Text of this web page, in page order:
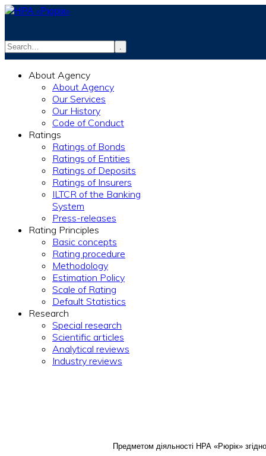
.
info@rurik.com.ua
About Agency
About Agency
Our Services
Our History
Code of Conduct
Ratings
Ratings of Bonds
Ratings of Entities
Ratings of Deposits
Ratings of Insurers
ILTCR of the Banking
System
Press-releases
Rating Principles
Basic concepts
Rating procedure
Methodology
Estimation Policy
Scale of Rating
Default Statistics
Research
Special research
Scientific articles
Analytical reviews
Industry reviews
Предметом діяльності НРА «Рюрік»